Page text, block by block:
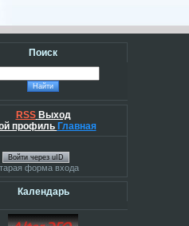
Поиск
RSS Выход
профиль Главная
Войти через uID
форма входа
Календарь